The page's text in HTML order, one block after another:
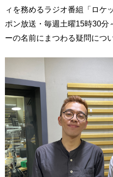
ィを務めるラジオ番組「ロケ
ポン放送・毎週土曜15時30分
ーの名前にまつわる疑問につ